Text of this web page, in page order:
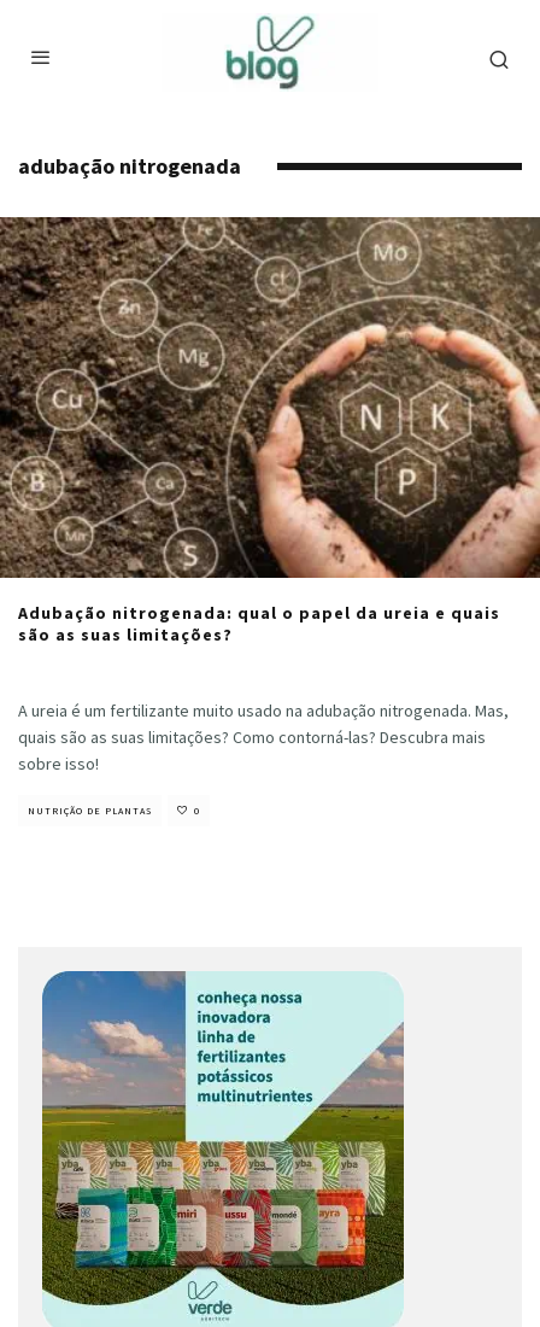
adubação nitrogenada
Adubação nitrogenada: qual o papel da ureia e quais
são as suas limitações?
A ureia é um fertilizante muito usado na adubação nitrogenada. Mas,
quais são as suas limitações? Como contorná-las? Descubra mais
sobre isso!
NUTRIÇÃO DE PLANTAS 0